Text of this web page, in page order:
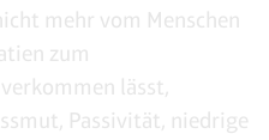
mehr vom Menschen
zum
lässt,
Passivität, niedrige